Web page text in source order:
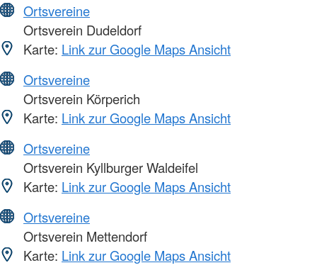
Ortsvereine
Ortsverein Dudeldorf
Karte: Link zur Google Maps Ansicht
Ortsvereine
Ortsverein Körperich
Karte: Link zur Google Maps Ansicht
Ortsvereine
Ortsverein Kyllburger Waldeifel
Karte: Link zur Google Maps Ansicht
Ortsvereine
Ortsverein Mettendorf
Karte: Link zur Google Maps Ansicht